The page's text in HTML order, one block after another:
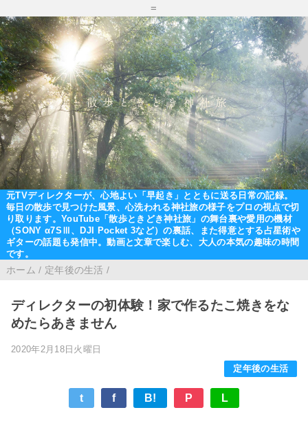
=
元TVディレクターが、心地よい「早起き」とともに送る日常の記録。
毎日の散歩で見つけた風景、心洗われる神社旅の様子をプロの視点で切
り取ります。YouTube「散歩ときどき神社旅」の舞台裏や愛用の機材
（SONY α7SⅢ、DJI Pocket 3など）の裏話、また得意とする占星術や
ギターの話題も発信中。動画と文章で楽しむ、大人の本気の趣味の時間
です。
ホーム / 定年後の生活 /
ディレクターの初体験！家で作るたこ焼きをな
めたらあきません
2020年2月18日火曜日
定年後の生活
t f B! P L